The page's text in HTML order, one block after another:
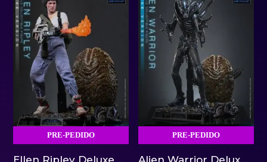
PRE-PEDIDO PRE-PEDIDO